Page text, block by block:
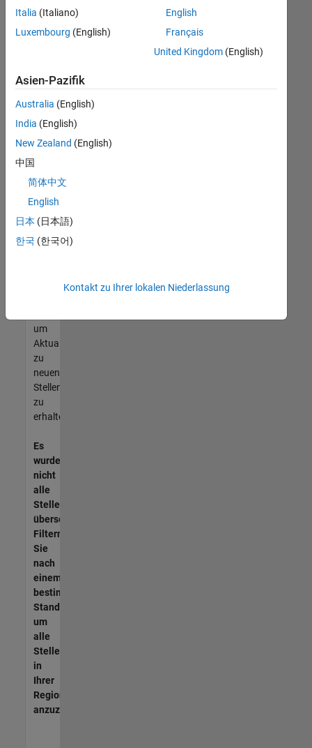
alle
Stellenangebote
anzeigen .
noch
keine
offenen
Stellen
können,
die
Ihren
entsprechen,
werden
unseres
um
Aktualisierungen
zu
neuen
Stellenangeboten
zu
erhalten.
Es
wurden
nicht
alle
Stellen
übersetzt.
Filtern
Sie
nach
einem
bestimmten
Standort,
um
alle
Stellenangebote
in
Ihrer
Region
anzuzeigen.
Italia (Italiano)
Luxembourg (English)
English
Français
United Kingdom(English)
Asien-Pazifik
Australia (English)
India (English)
New Zealand (English)
中国
简体中文
English
日本 (日本語)
한국 (한국어)
Kontakt zu Ihrer lokalen Niederlassung